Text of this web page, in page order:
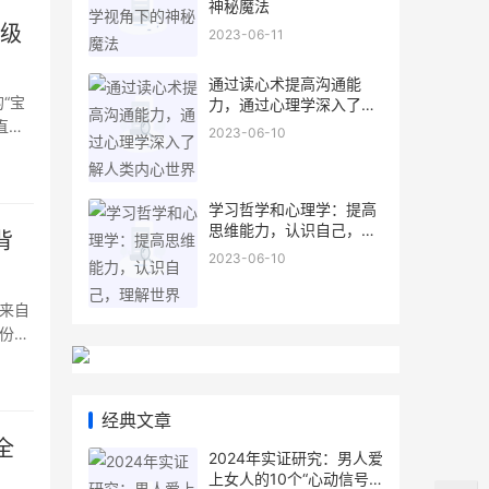
宝
接
自
甜
神秘魔法
2023-06-11
通过读心术提高沟通能
力，通过心理学深入了解
人类内心世界
2023-06-10
学习哲学和心理学：提高
思维能力，认识自己，理
解世界
2023-06-10
经典文章
2024年实证研究：男人爱
上女人的10个“心动信号”